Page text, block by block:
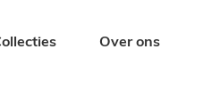
Over ons